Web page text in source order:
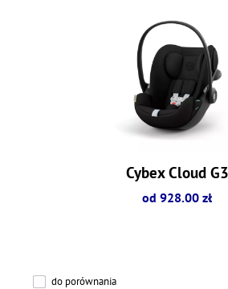
Cybex Cloud G3
od 928.00 zł
do porównania